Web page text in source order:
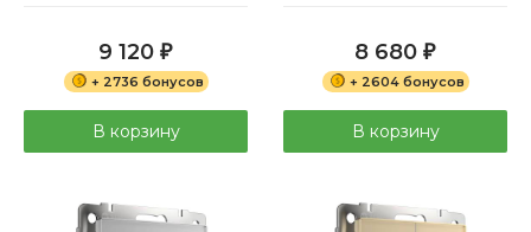
9 120 ₽
+ 2736 бонусов
В корзину
8 680 ₽
+ 2604 бонусов
В корзину